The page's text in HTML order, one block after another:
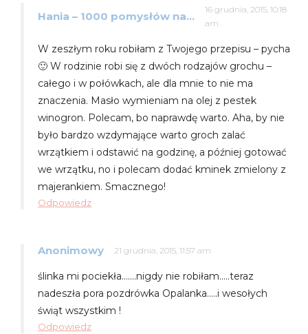
Hania – 1000 pomysłów na…
16 grudnia, 2015, 10:18
am
W zeszłym roku robiłam z Twojego przepisu – pycha
🙂 W rodzinie robi się z dwóch rodzajów grochu –
całego i w połówkach, ale dla mnie to nie ma
znaczenia. Masło wymieniam na olej z pestek
winogron. Polecam, bo naprawdę warto. Aha, by nie
było bardzo wzdymające warto groch zalać
wrzątkiem i odstawić na godzinę, a później gotować
we wrzątku, no i polecam dodać kminek zmielony z
majerankiem. Smacznego!
Odpowiedz
Anonimowy 21 grudnia, 2015, 11:57 am
ślinka mi pociekła…….nigdy nie robiłam…..teraz
nadeszła pora pozdrówka Opalanka…..i wesołych
świąt wszystkim !
Odpowiedz